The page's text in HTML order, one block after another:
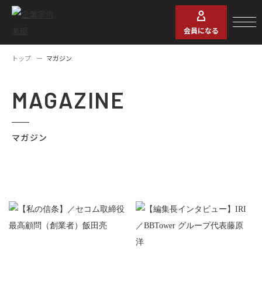
会員になる
トップ マガジン
MAGAZINE
マガジン